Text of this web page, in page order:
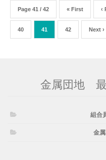
Page 41 / 42 « First ‹
40 41 42 Next ›
金属団地
組合
金